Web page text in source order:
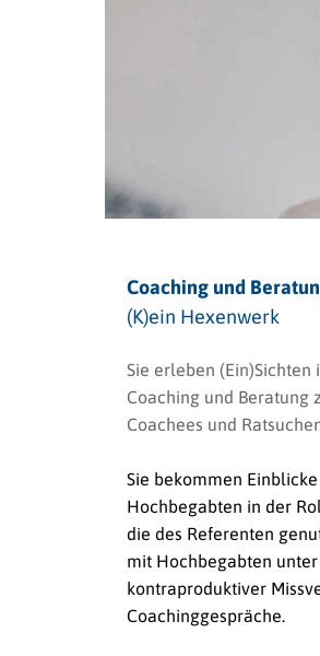
Coaching und
(K)ein Hexenwerk
Sie erleben
Coaching und Beratung
Coachees und
Sie bekommen
Hochbegabten in der
die des Referenten
mit Hochbegabten
kontraproduktiver
Coachinggespräche.